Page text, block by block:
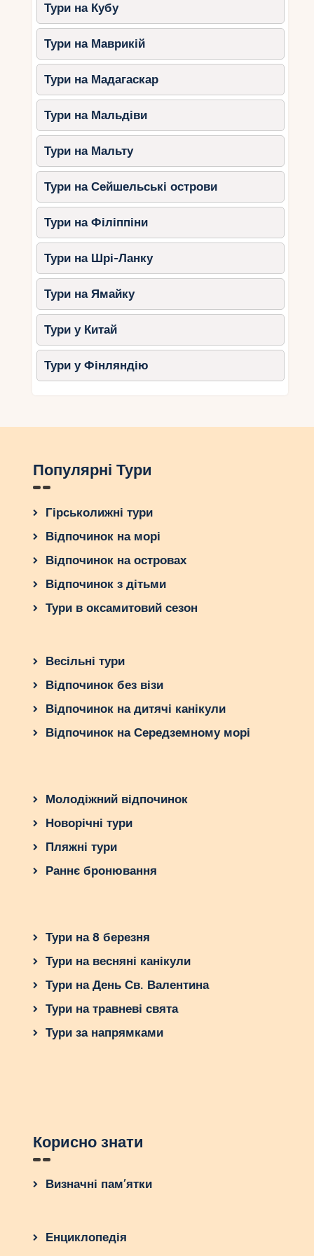
познайомитися з різноманітністю природи.
Подорож на Тенеріфе залишить незабутні
враження та створить чудові спогади для всієї
родини. Тому, якщо ви плануєте відпустку з
дітьми, Тенеріфе – чудовий вибір для вашої
родини. Отже, не гайте часу і вирушайте на цей
чудовий острів повний пригод і можливостей
для всіх членів вашої родини.
Тури на Кубу
Тури на Маврикій
Тури на Мадагаскар
Тури на Мальдіви
Тури на Мальту
Тури на Сейшельські острови
Тури на Філіппіни
Тури на Шрі-Ланку
Тури на Ямайку
Тури у Китай
Тури у Фінляндію
Популярні Тури
Гірськолижні тури
Відпочинок на морі
Відпочинок на островах
Відпочинок з дітьми
Тури в оксамитовий сезон
Весільні тури
Відпочинок без візи
Відпочинок на дитячі канікули
Відпочинок на Середземному морі
Молодіжний відпочинок
Новорічні тури
Пляжні тури
Раннє бронювання
Тури на 8 березня
Тури на весняні канікули
Тури на День Св. Валентина
Тури на травневі свята
Тури за напрямками
Корисно знати
Визначні пам’ятки
Енциклопедія